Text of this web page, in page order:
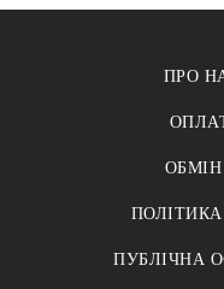
ПРО
ПУБЛІЧНА